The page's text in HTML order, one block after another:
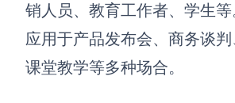
销人员、教育工作者、学生
应用于产品发布会、商务谈判
课堂教学等多种场合。